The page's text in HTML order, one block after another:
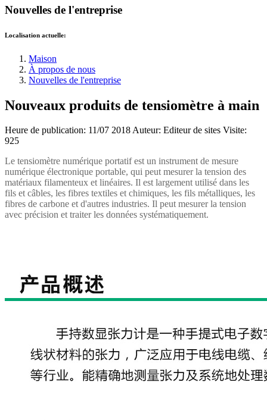
Nouvelles de l'entreprise
Localisation actuelle:
Maison
À propos de nous
Nouvelles de l'entreprise
Nouveaux produits de tensiomètre à main
Heure de publication: 11/07 2018Auteur: Editeur de sites Visite:
925
Le tensiomètre numérique portatif est un instrument de mesure
numérique électronique portable, qui peut mesurer la tension des
matériaux filamenteux et linéaires. Il est largement utilisé dans les
fils et câbles, les fibres textiles et chimiques, les fils métalliques, les
fibres de carbone et d'autres industries. Il peut mesurer la tension
avec précision et traiter les données systématiquement.